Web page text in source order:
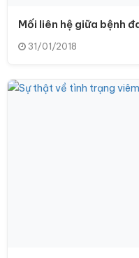
Mối liên hệ giữa bệnh
31/01/2018